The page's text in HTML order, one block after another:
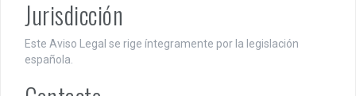
Jurisdicción
Este Aviso Legal se rige íntegramente por la legislación
española.